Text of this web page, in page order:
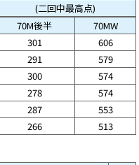
(二回中最高点)
70M後半
70MW
301
606
291
579
300
574
278
574
287
553
266 513